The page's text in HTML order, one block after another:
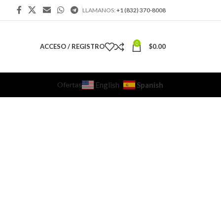
LLAMANOS: +1 (832) 370-8008
ACCESO / REGISTRO 0 $0.00
Ofertas English Spanish